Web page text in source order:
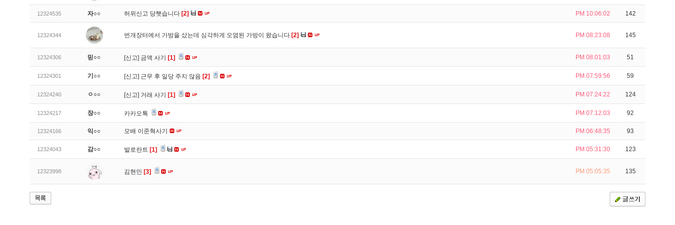
12324535 자○○ 허위신고 당햇습니다 [2] PM 10:06:02 142
12324344 번개장터에서 가방을 샀는데 심각하게 오염된 가방이 왔습니다 [2] PM 08:23:08 145
12324306 믿○○ [신고] 금액 사기 [1] PM 08:01:03 51
12324301 기○○ [신고] 근무 후 일당 주지 않음 [2] PM 07:59:56 59
12324240 ㅇ○○ [신고] 거래 사기 [1] PM 07:24:22 124
12324217 장○○ 카카오톡 PM 07:12:03 92
12324166 익○○ 모배 이준혁사기 PM 06:48:35 93
12324043 감○○ 발로란트 [1] PM 05:31:30 123
12323998 김현민 [3] PM 05:05:35 135